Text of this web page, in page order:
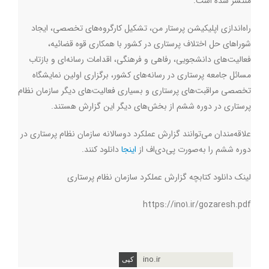
راه‌اندازی اپلیکیشن پرستار من، تشکیل کارگروه‌های تخصصی، ایجاد
شوراهای حل اختلاف پرستاری در کشور با همکاری قوه قضائیه،
فعالیت‌های دانشجویی، رفاهی و فرهنگی، اقدامات رسانه‌ای و بازتاب
مسائل جامعه پرستاری در رسانه‌های کشور، برگزاری اولین نمایشگاه
تخصصی مراقبت‌های پرستاری و بسیاری فعالیت‌های دیگر سازمان نظام
پرستاری در دوره ششم از بخش‌های دیگر این گزارش هستند.
علاقه‌مندان می‌توانند گزارش عملکرد دوسالانه سازمان نظام پرستاری در
دوره ششم را به‌صورت پی‌دی‌اف از اینجادانلود کنند.
لینک دانلود کتابچه گزارش عملکرد سازمان نظام پرستاری
https://ino1.ir/gozaresh.pdf
ino.ir